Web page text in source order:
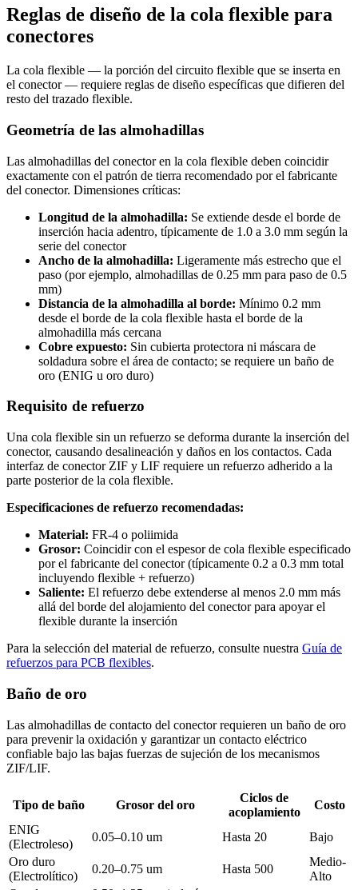
Reglas de diseño de la cola flexible para
conectores
La cola flexible — la porción del circuito flexible que se inserta en
el conector — requiere reglas de diseño específicas que difieren del
resto del trazado flexible.
Geometría de las almohadillas
Las almohadillas del conector en la cola flexible deben coincidir
exactamente con el patrón de tierra recomendado por el fabricante
del conector. Dimensiones críticas:
Longitud de la almohadilla: Se extiende desde el borde de
inserción hacia adentro, típicamente de 1.0 a 3.0 mm según la
serie del conector
Ancho de la almohadilla: Ligeramente más estrecho que el
paso (por ejemplo, almohadillas de 0.25 mm para paso de 0.5
mm)
Distancia de la almohadilla al borde: Mínimo 0.2 mm
desde el borde de la cola flexible hasta el borde de la
almohadilla más cercana
Cobre expuesto: Sin cubierta protectora ni máscara de
soldadura sobre el área de contacto; se requiere un baño de
oro (ENIG u oro duro)
Requisito de refuerzo
Una cola flexible sin un refuerzo se deforma durante la inserción del
conector, causando desalineación y daños en los contactos. Cada
interfaz de conector ZIF y LIF requiere un refuerzo adherido a la
parte posterior de la cola flexible.
Especificaciones de refuerzo recomendadas:
Material: FR-4 o poliimida
Grosor: Coincidir con el espesor de cola flexible especificado
por el fabricante del conector (típicamente 0.2 a 0.3 mm total
incluyendo flexible + refuerzo)
Saliente: El refuerzo debe extenderse al menos 2.0 mm más
allá del borde del alojamiento del conector para apoyar el
flexible durante la inserción
Para la selección del material de refuerzo, consulte nuestra Guía de
refuerzos para PCB flexibles.
Baño de oro
Las almohadillas de contacto del conector requieren un baño de oro
para prevenir la oxidación y garantizar un contacto eléctrico
confiable bajo las bajas fuerzas de sujeción de los mecanismos
ZIF/LIF.
Tipo de baño Grosor del oro
Ciclos de
acoplamiento
Costo
ENIG
(Electroleso)
0.05–0.10 um Hasta 20
Bajo
Oro duro
(Electrolítico)
0.20–0.75 um Hasta 500
Medio-
Alto